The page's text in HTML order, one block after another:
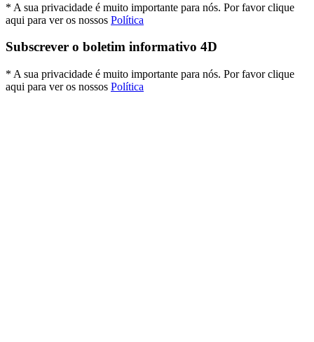
* A sua privacidade é muito importante para nós. Por favor clique
aqui para ver os nossos Política
Subscrever o boletim informativo 4D
* A sua privacidade é muito importante para nós. Por favor clique
aqui para ver os nossos Política